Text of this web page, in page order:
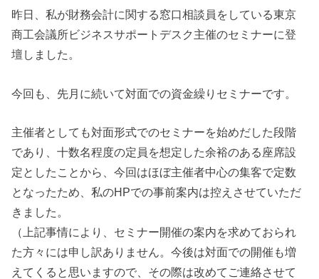
昨日、私が財務会計に関する窓口相談員をしている東京
商工会議所ビジネスサポートデスク主催のセミナーに登
壇しました。
今回も、先月に続いて対面での資金繰りセミナーです。
主催者としても対面形式でのセミナーを始めだした段階
であり、十数名程度の定員を想定した余裕のある座席設
定としたことから、今回はほぼ主催者中心の集客で定数
となったため、私のHPでの事前案内は控えさせていただ
きました。
（上記事情により、セミナー開催の案内を求めておられ
た方々には申し訳ありません。今後は対面での開催も増
えてくると思いますので、その際は改めてご連絡させて